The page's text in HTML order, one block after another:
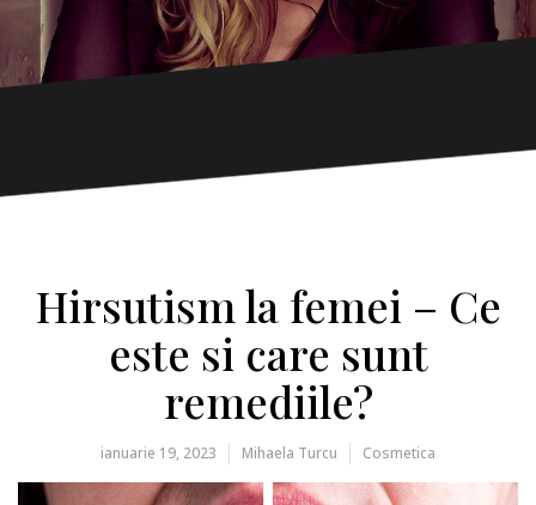
Hirsutism la femei – Ce
este si care sunt
remediile?
ianuarie 19, 2023 Mihaela Turcu Cosmetica